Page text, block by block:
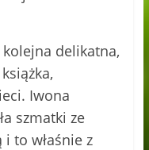
kolejna delikatna,
Iwona
szmatki ze
to właśnie z